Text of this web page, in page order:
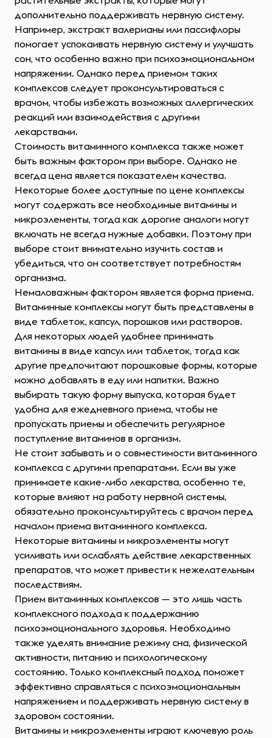
дополнительно поддерживать нервную систему.
Например, экстракт валерианы или пассифлоры
помогает успокаивать нервную систему и улучшать
сон, что особенно важно при психоэмоциональном
напряжении. Однако перед приемом таких
комплексов следует проконсультироваться с
врачом, чтобы избежать возможных аллергических
реакций или взаимодействия с другими
лекарствами.
Стоимость витаминного комплекса также может
быть важным фактором при выборе. Однако не
всегда цена является показателем качества.
Некоторые более доступные по цене комплексы
могут содержать все необходимые витамины и
микроэлементы, тогда как дорогие аналоги могут
включать не всегда нужные добавки. Поэтому при
выборе стоит внимательно изучить состав и
убедиться, что он соответствует потребностям
организма.
Немаловажным фактором является форма приема.
Витаминные комплексы могут быть представлены в
виде таблеток, капсул, порошков или растворов.
Для некоторых людей удобнее принимать
витамины в виде капсул или таблеток, тогда как
другие предпочитают порошковые формы, которые
можно добавлять в еду или напитки. Важно
выбирать такую форму выпуска, которая будет
удобна для ежедневного приема, чтобы не
пропускать приемы и обеспечить регулярное
поступление витаминов в организм.
Не стоит забывать и о совместимости витаминного
комплекса с другими препаратами. Если вы уже
принимаете какие-либо лекарства, особенно те,
которые влияют на работу нервной системы,
обязательно проконсультируйтесь с врачом перед
началом приема витаминного комплекса.
Некоторые витамины и микроэлементы могут
усиливать или ослаблять действие лекарственных
препаратов, что может привести к нежелательным
последствиям.
Прием витаминных комплексов — это лишь часть
комплексного подхода к поддержанию
психоэмоционального здоровья. Необходимо
также уделять внимание режиму сна, физической
активности, питанию и психологическому
состоянию. Только комплексный подход поможет
эффективно справляться с психоэмоциональным
напряжением и поддерживать нервную систему в
здоровом состоянии.
Витамины и микроэлементы играют ключевую роль